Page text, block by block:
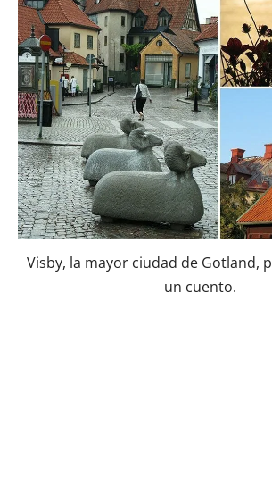
Visby, la mayor ciudad de Gotland,
un cuento.